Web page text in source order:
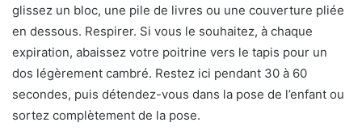
glissez un bloc, une pile de livres ou une couverture pliée
en dessous. Respirer. Si vous le souhaitez, à chaque
expiration, abaissez votre poitrine vers le tapis pour un
dos légèrement cambré. Restez ici pendant 30 à 60
secondes, puis détendez-vous dans la pose de l’enfant ou
sortez complètement de la pose.